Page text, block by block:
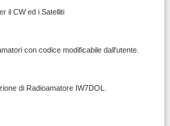
il CW ed i Satelliti
con codice modificabile dall'utente.
di Radioamatore IW7DOL.